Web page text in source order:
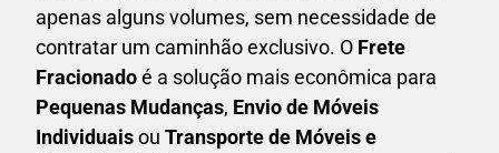
apenas alguns volumes, sem necessidade de
contratar um caminhão exclusivo. O Frete
Fracionadoé a solução mais econômica para
Pequenas Mudanças, Envio de Móveis
Individuaisou Transporte de Móveis e